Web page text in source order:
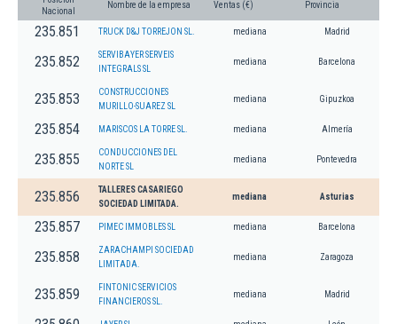
Nacional
Nombre de la empresa Ventas (€) Provincia
235.851 TRUCK D&J TORREJON SL. mediana Madrid
235.852
SERVIBAYER SERVEIS
INTEGRALS SL
mediana Barcelona
235.853
CONSTRUCCIONES
MURILLO-SUAREZ SL
mediana Gipuzkoa
235.854 MARISCOS LA TORRE SL. mediana Almería
235.855
CONDUCCIONES DEL
NORTE SL
mediana Pontevedra
235.856
TALLERES CASARIEGO
SOCIEDAD LIMITADA.
mediana Asturias
235.857 PIMEC IMMOBLES SL mediana Barcelona
235.858
ZARACHAMPI SOCIEDAD
LIMITADA.
mediana Zaragoza
235.859
FINTONIC SERVICIOS
FINANCIEROS SL.
mediana Madrid